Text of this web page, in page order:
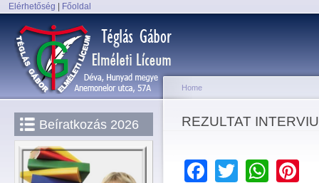
Elérhetőség Főoldal
Main menu
Beíratkozás 2026 You are here
Home
REZULTAT INTERVIU
Facebook
Twitter